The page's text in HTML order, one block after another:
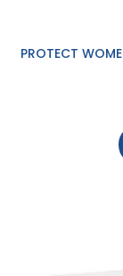
PROTECT